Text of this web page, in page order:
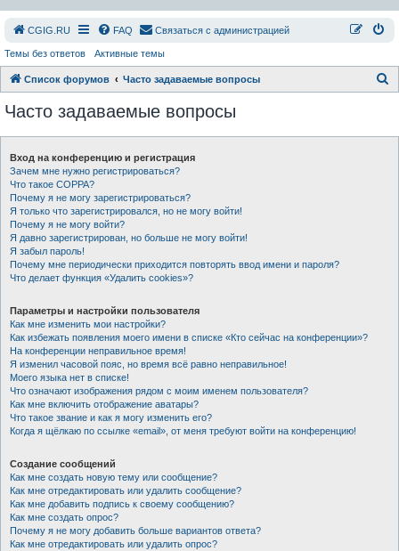
СGIG.RU FAQ Связаться с администрацией
Темы без ответов Активные темы
Список форумов Часто задаваемые вопросы
Часто задаваемые вопросы
Вход на конференцию и регистрация
Зачем мне нужно регистрироваться?
Что такое COPPA?
Почему я не могу зарегистрироваться?
Я только что зарегистрировался, но не могу войти!
Почему я не могу войти?
Я давно зарегистрирован, но больше не могу войти!
Я забыл пароль!
Почему мне периодически приходится повторять ввод имени и пароля?
Что делает функция «Удалить cookies»?
Параметры и настройки пользователя
Как мне изменить мои настройки?
Как избежать появления моего имени в списке «Кто сейчас на конференции»?
На конференции неправильное время!
Я изменил часовой пояс, но время всё равно неправильное!
Моего языка нет в списке!
Что означают изображения рядом с моим именем пользователя?
Как мне включить отображение аватары?
Что такое звание и как я могу изменить его?
Когда я щёлкаю по ссылке «email», от меня требуют войти на конференцию!
Создание сообщений
Как мне создать новую тему или сообщение?
Как мне отредактировать или удалить сообщение?
Как мне добавить подпись к своему сообщению?
Как мне создать опрос?
Почему я не могу добавить больше вариантов ответа?
Как мне отредактировать или удалить опрос?